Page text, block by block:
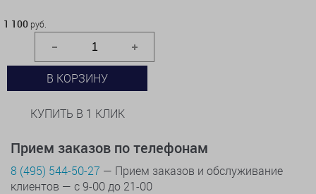
1 100 руб.
В КОРЗИНУ
КУПИТЬ В 1 КЛИК
Прием заказов по телефонам
8 (495) 544-50-27 — Прием заказов и обслуживание
клиентов — с 9-00 до 21-00